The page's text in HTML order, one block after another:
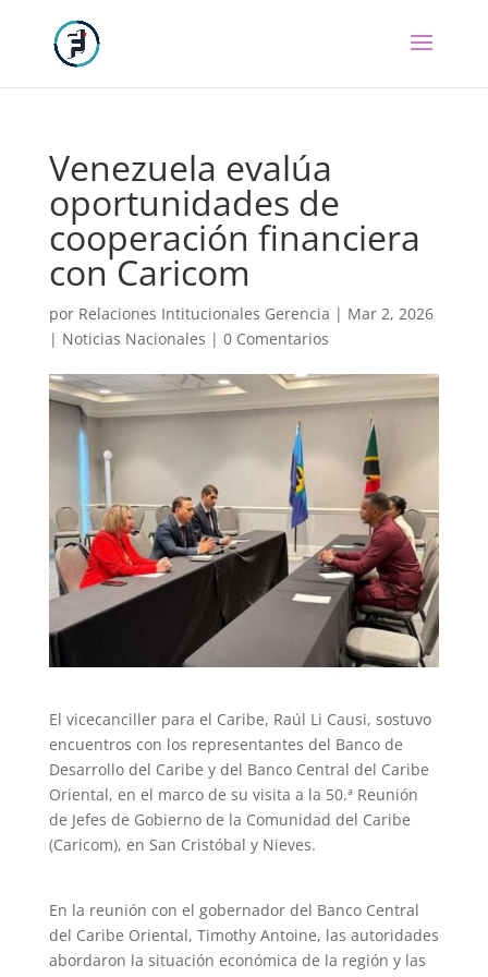
Venezuela evalúa
oportunidades de
cooperación financiera
con Caricom
por Relaciones Intitucionales Gerencia | Mar 2, 2026
| Noticias Nacionales | 0 Comentarios
El vicecanciller para el Caribe, Raúl Li Causi, sostuvo
encuentros con los representantes del Banco de
Desarrollo del Caribe y del Banco Central del Caribe
Oriental, en el marco de su visita a la 50.ª Reunión
de Jefes de Gobierno de la Comunidad del Caribe
(Caricom), en San Cristóbal y Nieves.
En la reunión con el gobernador del Banco Central
del Caribe Oriental, Timothy Antoine, las autoridades
abordaron la situación económica de la región y las